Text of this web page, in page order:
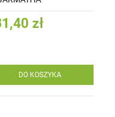
zł
DO KOSZYKA